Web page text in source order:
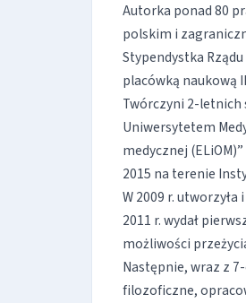
Autorka ponad 80
polskim i
Stypendystka
placówką naukową
Twórczyni 2-letnich
Uniwersytetem
medycznej
2015 na terenie
W 2009 r.
2011 r. wydał
możliwości
Następnie, wraz z
filozoficzne,